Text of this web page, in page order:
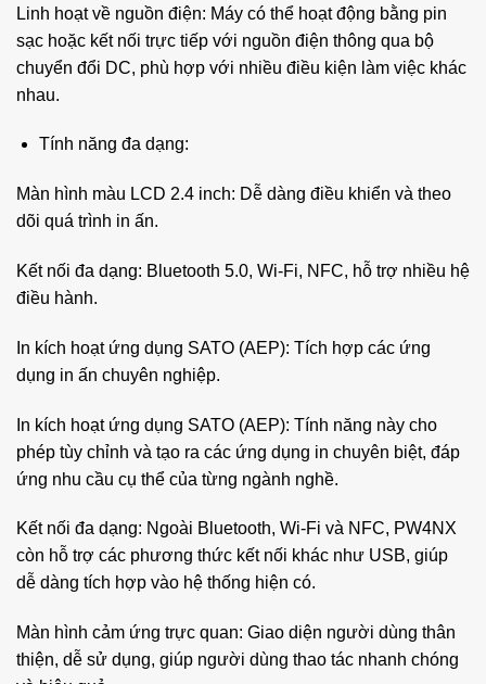
Linh hoạt về nguồn điện: Máy có thể hoạt động bằng pin
sạc hoặc kết nối trực tiếp với nguồn điện thông qua bộ
chuyển đổi DC, phù hợp với nhiều điều kiện làm việc khác
nhau.
Tính năng đa dạng:
Màn hình màu LCD 2.4 inch: Dễ dàng điều khiển và theo
dõi quá trình in ấn.
Kết nối đa dạng: Bluetooth 5.0, Wi-Fi, NFC, hỗ trợ nhiều hệ
điều hành.
In kích hoạt ứng dụng SATO (AEP): Tích hợp các ứng
dụng in ấn chuyên nghiệp.
In kích hoạt ứng dụng SATO (AEP): Tính năng này cho
phép tùy chỉnh và tạo ra các ứng dụng in chuyên biệt, đáp
ứng nhu cầu cụ thể của từng ngành nghề.
Kết nối đa dạng: Ngoài Bluetooth, Wi-Fi và NFC, PW4NX
còn hỗ trợ các phương thức kết nối khác như USB, giúp
dễ dàng tích hợp vào hệ thống hiện có.
Màn hình cảm ứng trực quan: Giao diện người dùng thân
thiện, dễ sử dụng, giúp người dùng thao tác nhanh chóng